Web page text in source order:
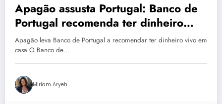
Apagão assusta Portugal: Banco de
Portugal recomenda ter dinheiro
vivo em casa; saiba quanto guardar
e por quê!
Apagão leva Banco de Portugal a recomendar ter dinheiro vivo em
casa O Banco de…
Miriam Aryeh